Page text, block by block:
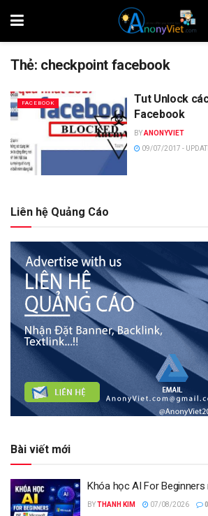
Thẻ: checkpoint facebook
FACEBOOK
Tut Unlock
Facebook
BYANONYVIET
09/07/2017 -
Liên hệ Quảng Cáo
Bài viết mới
Khóa học AI For
BYTHANH KIM 07/08/2026 0